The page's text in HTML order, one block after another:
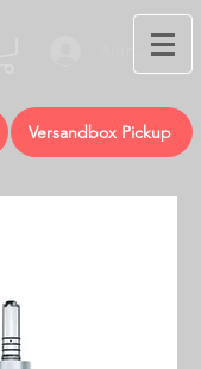
Anmelden
Versandbox Pickup